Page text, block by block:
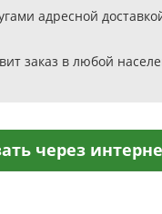
адресной
заказ в любой
через